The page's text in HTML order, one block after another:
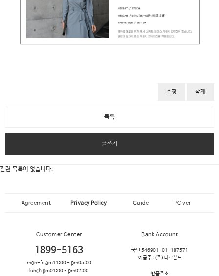
수정 삭제
목록
글쓰기
관련 목록이 없습니다.
Agreement Privacy Policy Guide PC ver
Customer Center
1899-5163
mon-fri am11:00 - pm05:00
lunch pm01:00 - pm02:00
Bank Account
국민 546901-01-187571
예금주 : (주) 나르본느
반품주소